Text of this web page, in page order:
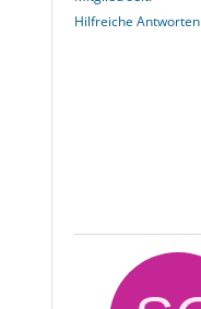
Hilfreiche Antworten